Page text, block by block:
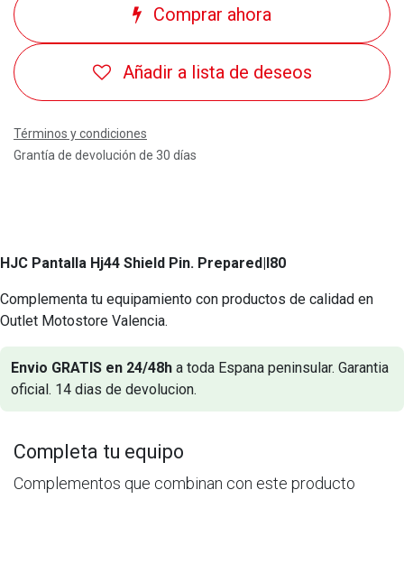
Comprar ahora
Añadir a lista de deseos
Términos y condiciones
Grantía de devolución de 30 días
HJC Pantalla Hj44 Shield Pin. Prepared |I80
Complementa tu equipamiento con productos de calidad en
Outlet Motostore Valencia.
Envio GRATIS en 24/48h a toda Espana peninsular. Garantia
oficial. 14 dias de devolucion.
Completa tu equipo
Complementos que combinan con este producto